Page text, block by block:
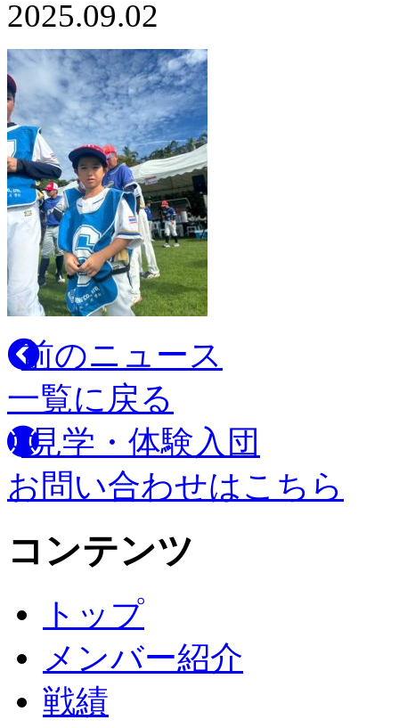
2025.09.02
前のニュース
一覧に戻る
見学・体験入団
お問い合わせはこちら
コンテンツ
トップ
メンバー紹介
戦績